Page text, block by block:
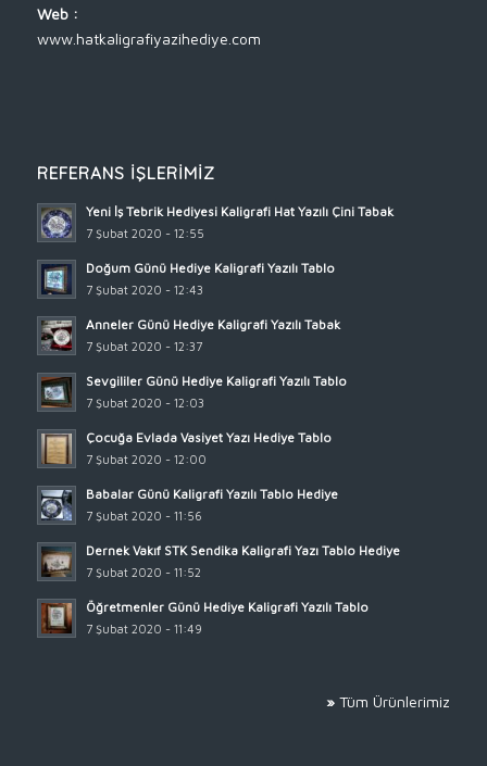
Web :
www.hatkaligrafiyazihediye.com
REFERANS İŞLERIMIZ
Yeni İş Tebrik Hediyesi Kaligrafi Hat Yazılı Çini Tabak
7 Şubat 2020 - 12:55
Doğum Günü Hediye Kaligrafi Yazılı Tablo
7 Şubat 2020 - 12:43
Anneler Günü Hediye Kaligrafi Yazılı Tabak
7 Şubat 2020 - 12:37
Sevgililer Günü Hediye Kaligrafi Yazılı Tablo
7 Şubat 2020 - 12:03
Çocuğa Evlada Vasiyet Yazı Hediye Tablo
7 Şubat 2020 - 12:00
Babalar Günü Kaligrafi Yazılı Tablo Hediye
7 Şubat 2020 - 11:56
Dernek Vakıf STK Sendika Kaligrafi Yazı Tablo Hediye
7 Şubat 2020 - 11:52
Öğretmenler Günü Hediye Kaligrafi Yazılı Tablo
7 Şubat 2020 - 11:49
» Tüm Ürünlerimiz